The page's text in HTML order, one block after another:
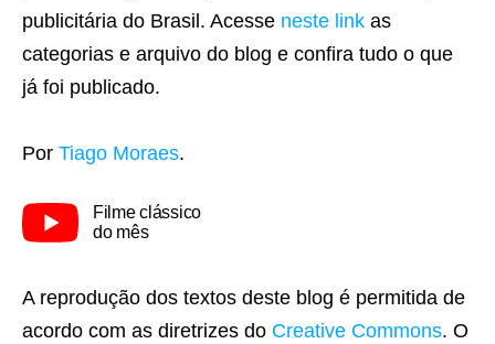
publicitária do Brasil. Acesse neste link as
categorias e arquivo do blog e confira tudo o que
já foi publicado.
Por Tiago Moraes.
Filme clássico
do mês
A reprodução dos textos deste blog é permitida de
acordo com as diretrizes do Creative Commons. O